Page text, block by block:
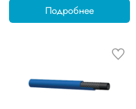
Подробнее